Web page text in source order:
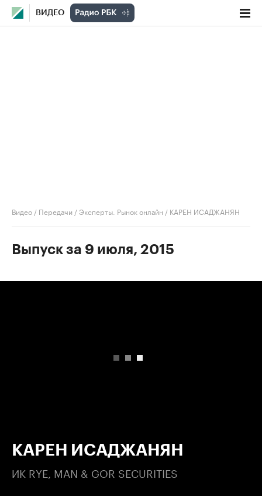
ВИДЕО
Видео / Передачи /Эксперты. Рынок онлайн / КАРЕН ИСАДЖАНЯН
Выпуск за 9 июля, 2015
КАРЕН ИСАДЖАНЯН
ИК RYE, MAN & GOR SECURITIES